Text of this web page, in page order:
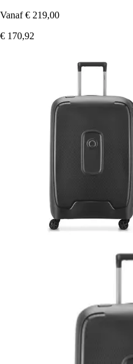
Vanaf € 219,00
€ 170,92